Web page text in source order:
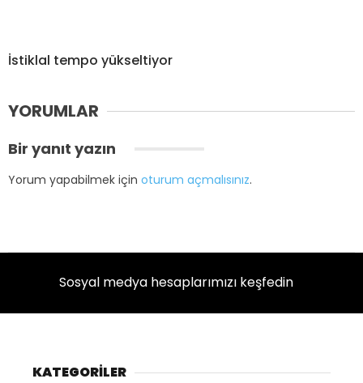
İstiklal tempo yükseltiyor
YORUMLAR
Bir yanıt yazın
Yorum yapabilmek için oturum açmalısınız.
Sosyal medya hesaplarımızı keşfedin
KATEGORİLER